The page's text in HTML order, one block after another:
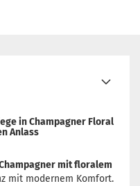
in Champagner Floral
Anlass
mit floralem
mit modernem Komfort.